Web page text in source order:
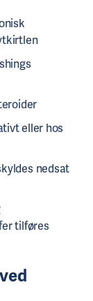
eller hos
nedsat
tilføres